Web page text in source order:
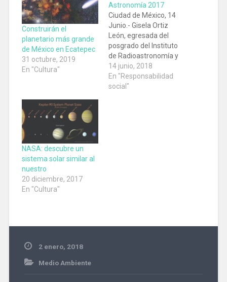
Construirán el
planetario más grande
de México en Ecatepec
31 octubre, 2019
En "Cultura"
Astronomía 2017
Ciudad de México, 14
Junio.- Gisela Ortiz
León, egresada del
posgrado del Instituto
de Radioastronomía y
Astrofísica (IRyA),
campus Morelia de la
Universidad Nacional
14 junio, 2018
En "Responsabilidad
social"
NASA: descubre un
sistema solar similar al
nuestro
20 diciembre, 2017
En "Cultura"
2 enero, 2018
Medio Ambiente